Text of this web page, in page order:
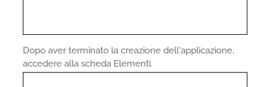
Dopo aver terminato la creazione dell'applicazione,
accedere alla scheda Elementi.